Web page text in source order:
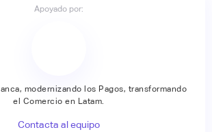
Apoyado por:
modernizando los Pagos, transformando
el Comercio en Latam.
Contacta al equipo